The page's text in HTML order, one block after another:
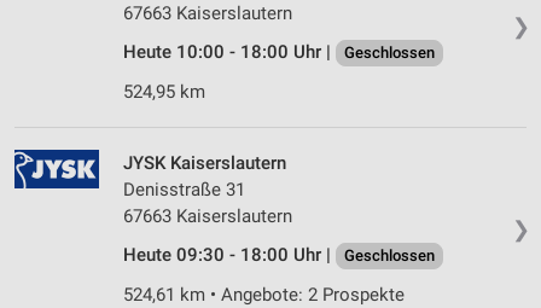
❯
67663 Kaiserslautern
Heute 10:00 - 18:00 Uhr |
Geschlossen
524,95 km
❯
JYSK Kaiserslautern
Denisstraße 31
67663 Kaiserslautern
Heute 09:30 - 18:00 Uhr |
Geschlossen
524,61 km • Angebote: 2 Prospekte
von Inhalten
Verwendung von Profilen zur Auswahl
Messung der Werbeleistung
Messung der Performance von Inhalten
Analyse von Zielgruppen durch Statistiken oder
Kombinationen von Daten aus verschiedenen